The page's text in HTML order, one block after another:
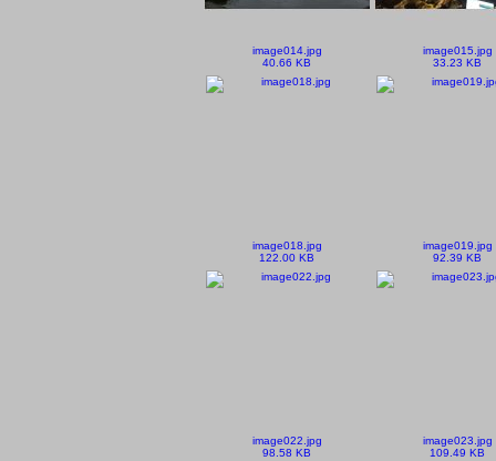
image014.jpg
40.66 KB
image015.jpg
33.23 KB
image018.jpg
122.00 KB
image019.jpg
92.39 KB
image022.jpg
98.58 KB
image023.jpg
109.49 KB